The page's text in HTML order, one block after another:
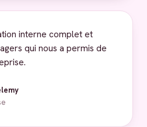
interne complet et
qui nous a permis de